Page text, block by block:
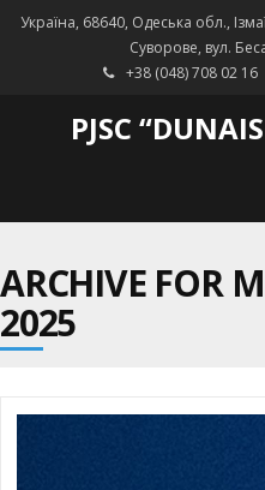
Україна, 68640, Одеська обл.,
Суворове, вул.
+38 (048) 708 02 16
PJSC
ARCHIVE FOR
2025